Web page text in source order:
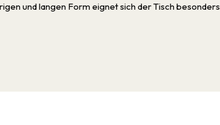
und langen Form eignet sich der Tisch besonders